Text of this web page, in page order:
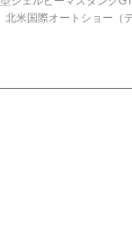
北米国際オートショー（